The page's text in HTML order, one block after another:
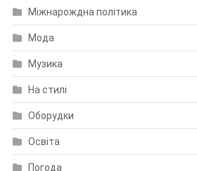
Міжнарождна політика
Мода
Музика
На стилі
Оборудки
Освіта
Погода